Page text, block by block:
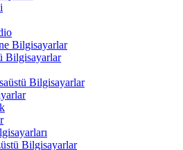
Bilgisayarlar
Bilgisayarlar
Bilgisayarlar
Bilgisayarlar